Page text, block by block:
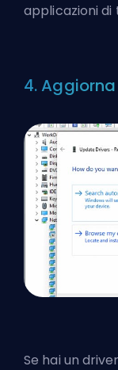
applicazioni
4.
Se hai un